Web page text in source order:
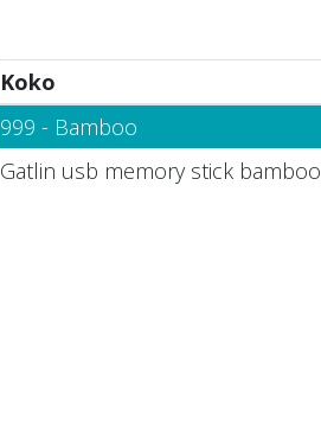
Koko
999 - Bamboo
Gatlin usb memory stick bamboo